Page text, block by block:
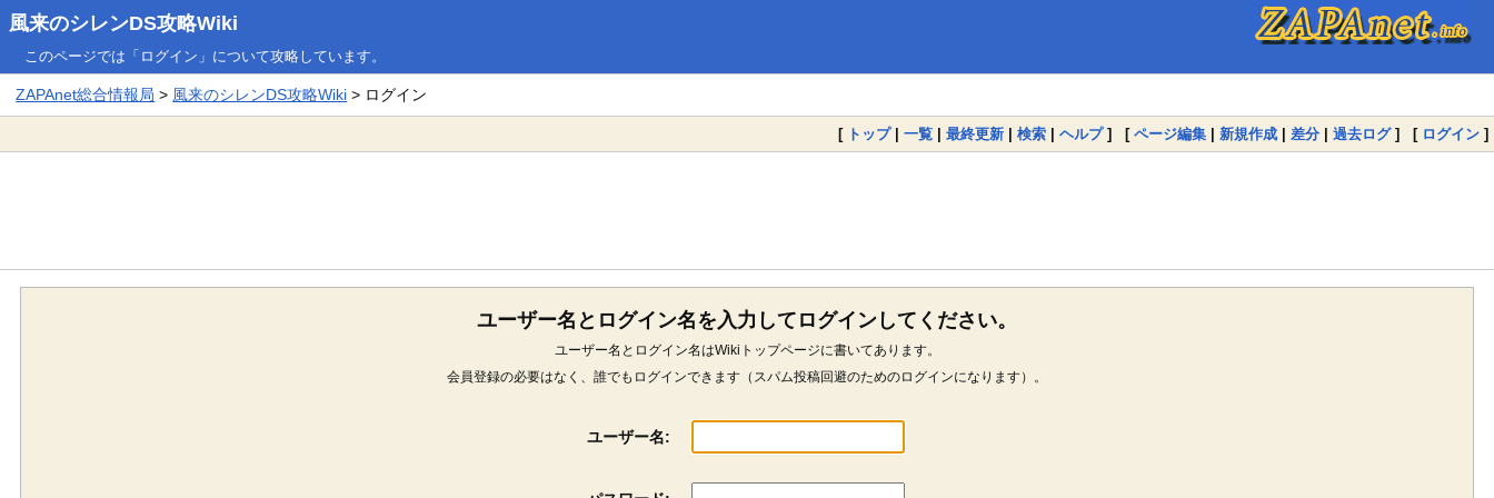
風来のシレンDS攻略Wiki
このページでは「ログイン」について攻略しています。
ZAPAnet総合情報局 > 風来のシレンDS攻略Wiki > ログイン
[ トップ| 一覧 | 最終更新 | 検索 | ヘルプ] [ ページ編集 | 新規作成 | 差分 | 過去ログ] [ ログイン ]
ユーザー名とログイン名を入力してログインしてください。
ユーザー名とログイン名はWikiトップページに書いてあります。
会員登録の必要はなく、誰でもログインできます（スパム投稿回避のためのログインになります）。
ユーザー名: